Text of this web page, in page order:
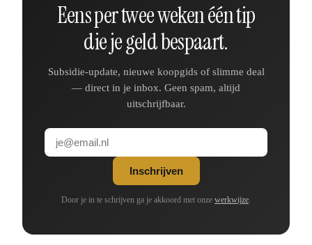
Eens per twee weken één tip
die je geld bespaart.
Subsidie-update, nieuwe koopgids of slimme deal
— direct in je inbox. Geen spam, altijd
uitschrijfbaar.
Inschrijven
Door je in te schrijven ga je akkoord met onze werkwijze.